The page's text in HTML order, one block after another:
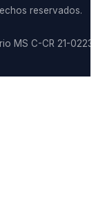
reservados.
MS C-CR 21-